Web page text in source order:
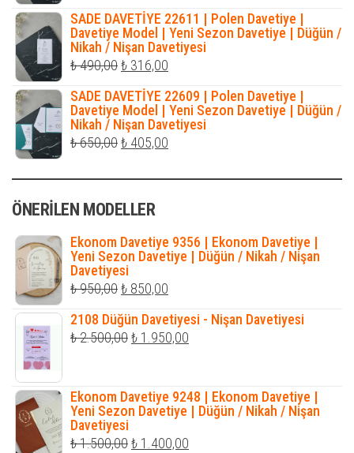
fiyat:
₺ 500,00.fiyat:
₺ 316,00.
SADE DAVETİYE 22611 | Polen Davetiye |
Davetiye Model | Yeni Sezon Davetiye | Düğün /
Nikah / Nişan Davetiyesi
₺490,00Orijinal
fiyat:
₺ 490,00.
₺ 316,00
fiyat:
₺ 316,00.
SADE DAVETİYE 22609 | Polen Davetiye |
Davetiye Model | Yeni Sezon Davetiye | Düğün /
Nikah / Nişan Davetiyesi
₺650,00Orijinal
₺ 405,00
ÖNERILEN MODELLER
Ekonom Davetiye 9356 | Ekonom Davetiye |
Yeni Sezon Davetiye | Düğün / Nikah / Nişan
Davetiyesi
₺950,00Orijinal
fiyat:
₺ 950,00.
₺ 850,00
fiyat:
2108 Düğün Davetiyesi - Nişan Davetiyesi
₺2.500,00Orijinal
₺ 1.950,00
₺ 1.950,00.
Ekonom Davetiye 9248 | Ekonom Davetiye |
Yeni Sezon Davetiye | Düğün / Nikah / Nişan
Davetiyesi
₺1.500,00Orijinal
₺ 1.400,00